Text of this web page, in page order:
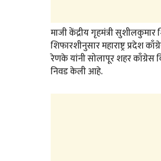
माजी केंद्रीय गृहमंत्री
शिफारशीनुसार महाराष्ट्र प्रदेश
रेणके यांनी सोलापूर शहर काँग्रेस
निवड केली आहे.